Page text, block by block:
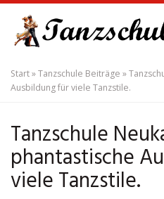
main
content
Start»Tanzschule Beiträge »
Ausbildung für viele Tanzstile.
Tanzschule
phantastische
viele Tanzstile.